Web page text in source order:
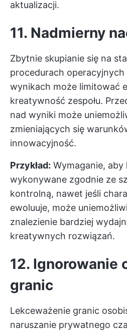
aktualizacji.
11. Nadmierny
Zbytnie skupianie się na
procedurach operacyjnych
wynikach może limitować
kreatywność zespołu.
nad wyniki może
zmieniających się
innowacyjność.
Przykład: Wymaganie, aby
wykonywane zgodnie ze
kontrolną, nawet jeśli
ewoluuje, może
znalezienie bardziej
kreatywnych rozwiązań.
12. Ignorowanie
granic
Lekceważenie granic
naruszanie prywatnego